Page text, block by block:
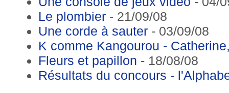
Le plombier - 21/09/08
Une corde à sauter - 03/09/08
K comme Kangourou -
Fleurs et papillon - 18/08/08
Résultats du concours -